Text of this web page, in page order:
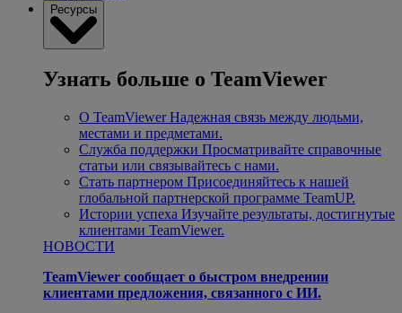
Ресурсы
Узнать больше о TeamViewer
О TeamViewer Надежная связь между людьми,
местами и предметами.
Служба поддержки Просматривайте справочные
статьи или связывайтесь с нами.
Стать партнером Присоединяйтесь к нашей
глобальной партнерской программе TeamUP.
Истории успеха Изучайте результаты, достигнутые
клиентами TeamViewer.
НОВОСТИ
TeamViewer сообщает о быстром внедрении
клиентами предложения, связанного с ИИ.